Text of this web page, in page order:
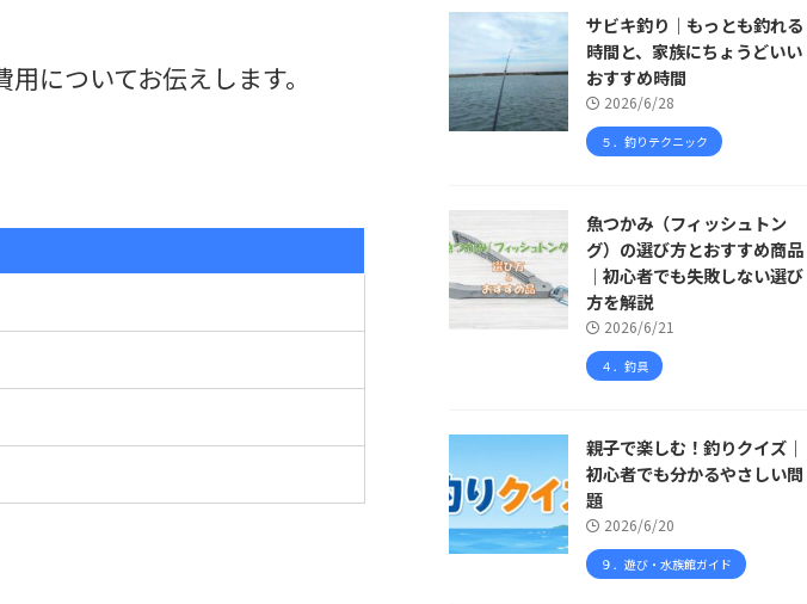
についてお伝えします。
サビキ釣り｜もっとも釣れる
時間と、家族にちょうどいい
おすすめ時間
2026/6/28
５．釣りテクニック
魚つかみ（フィッシュトン
グ）の選び方とおすすめ商品
｜初心者でも失敗しない選び
方を解説
2026/6/21
４．釣具
親子で楽しむ！釣りクイズ｜
初心者でも分かるやさしい問
題
2026/6/20
９．遊び・水族館ガイド